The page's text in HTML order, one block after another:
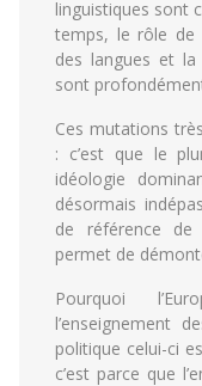
linguistiques sont
temps, le rôle de
des langues et la
sont
Ces mutations
: c’est que le
idéologie
désormais
de référence de
permet de
Pourquoi
l’enseignement
politique celui-ci
c’est parce que